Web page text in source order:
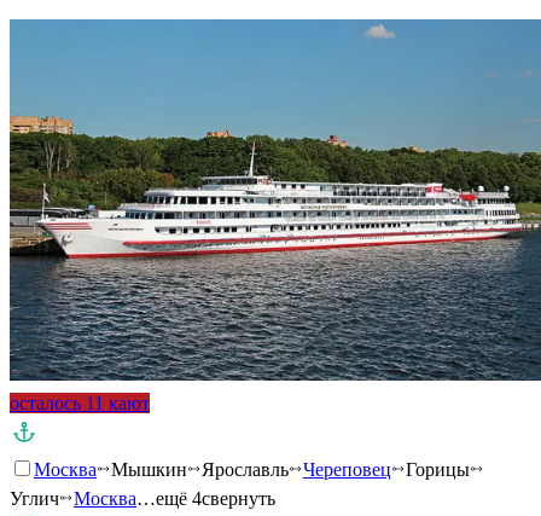
осталось 11 кают
Москва Мышкин Ярославль Череповец
Горицы
Углич
Москва…ещё 4свернуть